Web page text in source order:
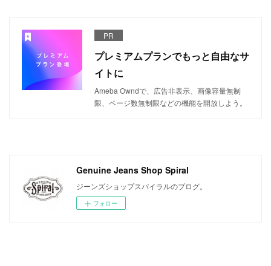
PR
プレミアムプランでもっと自由なサ
イトに
Ameba Owndで、広告非表示、画像容量無制
限、ページ数無制限などの機能を開放しよう。
Genuine Jeans Shop Spiral
ジーンズショップスパイラルのブログ。
フォロー